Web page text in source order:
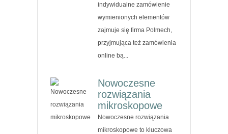
indywidualne zamówienie
wymienionych elementów
zajmuje się firma Polmech,
przyjmująca też zamówienia
online bą...
Nowoczesne
rozwiązania
mikroskopowe
Nowoczesne rozwiązania
mikroskopowe to kluczowa